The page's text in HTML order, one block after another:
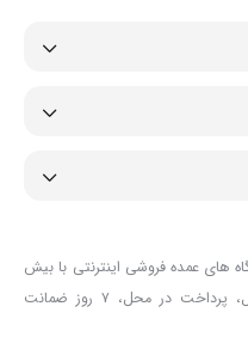
های عمده فروشی اینترنتی با بیش
از یک دهه تجربه، با پایبندی به سه اصل، پرداخت در محل، ۷ روز ضمانت
تا همگام با فروشگاه‌های معتبر